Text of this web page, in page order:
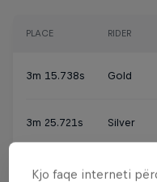
PLACE RIDER
3m 15.738s Gold
3m 25.721s Silver
3m 26.414s Bronze
Kjo faqe interneti